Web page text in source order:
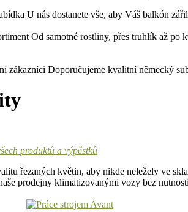
U nás dostanete vše, aby Váš balkón
Od samotné rostliny, přes truhlík až po
zákazníci Doporučujeme kvalitní německý
produktů a výpěstků
řezaných květin, aby nikde neležely ve
prodejny klimatizovanými vozy bez